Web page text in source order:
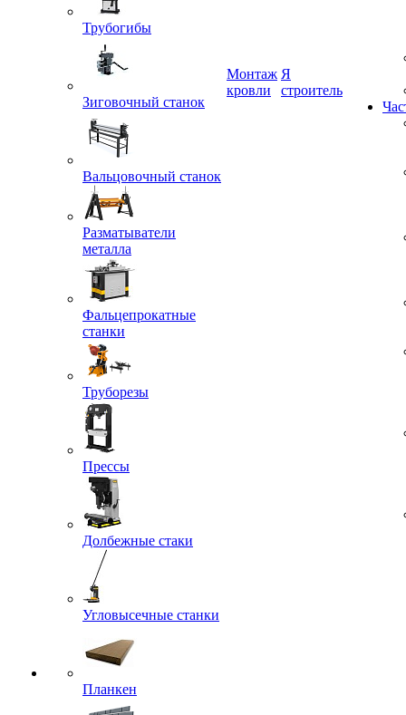
Трубогибы
Зиговочный станок
Вальцовочный станок
Разматыватели
металла
Фальцепрокатные
станки
Труборезы
Прессы
Долбежные стаки
Угловысечные станки
Планкен
Монтаж
Я